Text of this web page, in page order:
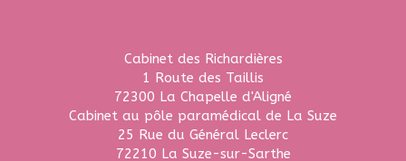
Cabinet des Richardières
1 Route des Taillis
72300 La Chapelle d'Aligné
Cabinet au pôle paramédical de La Suze
25 Rue du Général Leclerc
72210 La Suze-sur-Sarthe